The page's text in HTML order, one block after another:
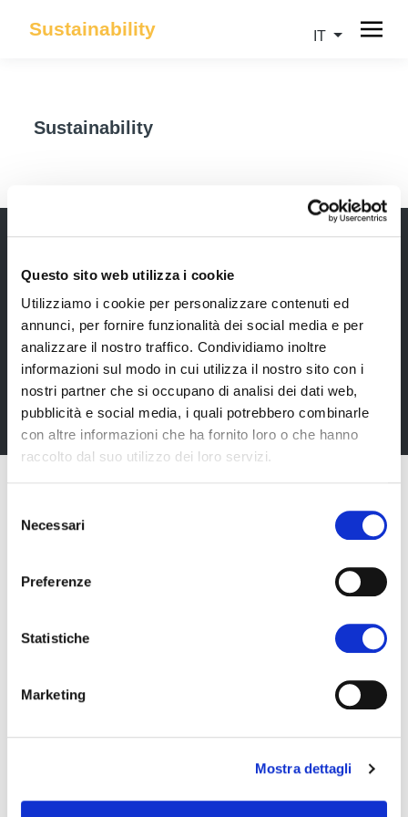
Questo sito web utilizza i cookie
Utilizziamo i cookie per personalizzare contenuti ed
annunci, per fornire funzionalità dei social media e per
analizzare il nostro traffico. Condividiamo inoltre
informazioni sul modo in cui utilizza il nostro sito con i
nostri partner che si occupano di analisi dei dati web,
pubblicità e social media, i quali potrebbero combinarle
con altre informazioni che ha fornito loro o che hanno
raccolto dal suo utilizzo dei loro servizi.
delNecessari
Preferenze
Statistiche
Marketing
Mostra dettagli
Sustainability IT
Sustainability
Rimani sempre aggiornata*o sui nostri eventi, ricevi
informazioni utili in anteprima! Naturalmente senza
alcun costo.
Iscriviti alla Newsletter
39100 Bolzano BZ